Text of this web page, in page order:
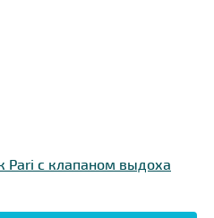
с клапаном выдоха